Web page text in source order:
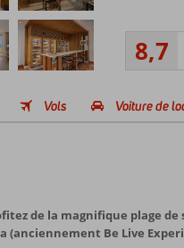
8,7
Vols Voiture de
de la magnifique plage
Be Live